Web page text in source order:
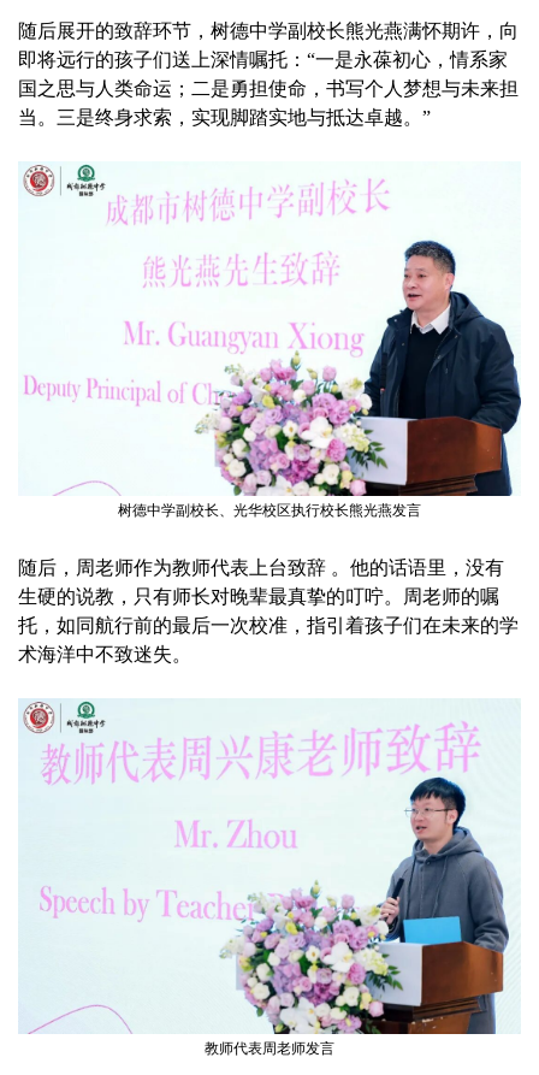
随后展开的致辞环节，树德中学副校长熊光燕满怀期许，向
即将远行的孩子们送上深情嘱托：“一是永葆初心，情系家
国之思与人类命运；二是勇担使命，书写个人梦想与未来担
当。三是终身求索，实现脚踏实地与抵达卓越。”
树德中学副校长、光华校区执行校长熊光燕发言
随后，周老师作为教师代表上台致辞 。他的话语里，没有
生硬的说教，只有师长对晚辈最真挚的叮咛。周老师的嘱
托，如同航行前的最后一次校准，指引着孩子们在未来的学
术海洋中不致迷失。
教师代表周老师发言